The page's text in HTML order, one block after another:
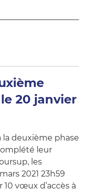
20 janvier
la deuxième phase
leur
les
2021 23h59
vœux d’accès à